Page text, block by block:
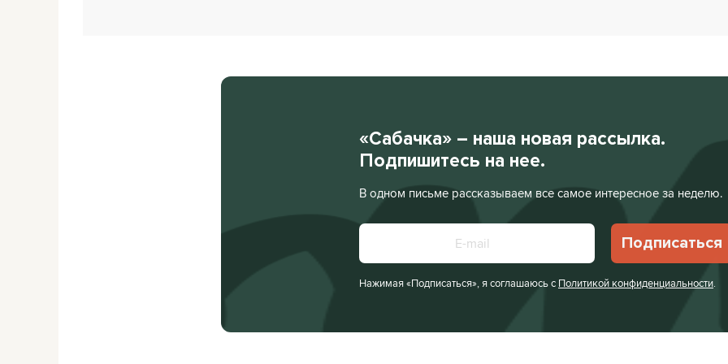
«Сабачка» – наша новая рассылка.
Подпишитесь на нее.
В одном письме рассказываем все самое интересное за неделю.
Подписаться
Нажимая «Подписаться», я соглашаюсь с Политикой конфиденциальности.